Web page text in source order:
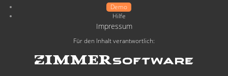
Demo
Hilfe
Impressum
Für den Inhalt verantwortlich: